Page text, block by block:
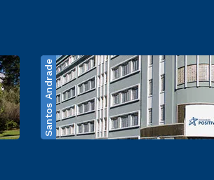
Santos Andrade